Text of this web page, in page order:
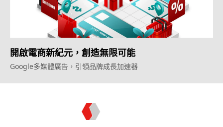
開啟電商新紀元，創造無限可能
Google多媒體廣告，引領品牌成長加速器